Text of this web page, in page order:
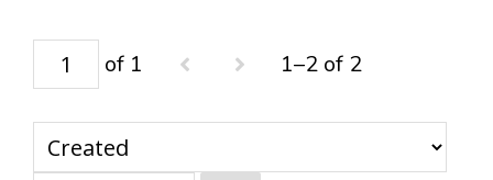
ACTIVITIES
COLLECTIONS
of 1 1–2 of 2